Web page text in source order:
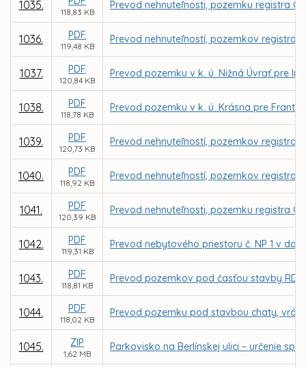
1035.
118,83 KB
Prevod nehnuteľnosti, pozemku registra
1036. PDF
119,48 KB
Prevod nehnuteľností, pozemkov registra
1037. PDF
120,84 KB
Prevod pozemku v k. ú. Nižná Úvrať pre
1038. PDF
118,78 KB
Prevod pozemku v k. ú. Krásna pre
1039. PDF
120,73 KB
Prevod nehnuteľností, pozemkov registra
1040. PDF
118,92 KB
Prevod nehnuteľností, pozemkov registra
1041. PDF
120,39 KB
Prevod nehnuteľnosti, pozemku registra
1042. PDF
119,31 KB
Prevod nebytového priestoru č. NP 1 v
1043. PDF
118,81 KB
Prevod pozemkov pod časťou stavby RD
1044. PDF
118,02 KB
Prevod pozemku pod stavbou chaty,
1045. ZIP
1,62 MB
Parkovisko na Berlínskej ulici – určenie